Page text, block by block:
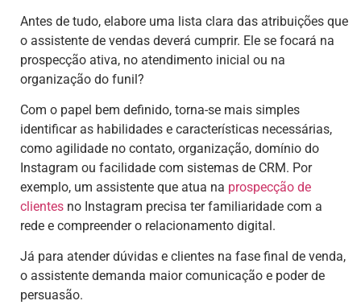
Antes de tudo, elabore uma lista clara das atribuições que
o assistente de vendas deverá cumprir. Ele se focará na
prospecção ativa, no atendimento inicial ou na
organização do funil?
Com o papel bem definido, torna-se mais simples
identificar as habilidades e características necessárias,
como agilidade no contato, organização, domínio do
Instagram ou facilidade com sistemas de CRM. Por
exemplo, um assistente que atua na prospecção de
clientes no Instagram precisa ter familiaridade com a
rede e compreender o relacionamento digital.
Já para atender dúvidas e clientes na fase final de venda,
o assistente demanda maior comunicação e poder de
persuasão.